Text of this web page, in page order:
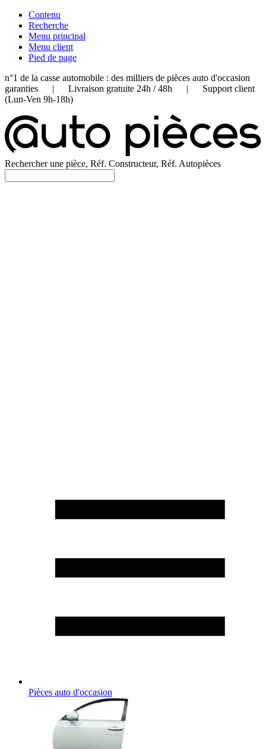
Contenu
Recherche
Menu principal
Menu client
Pied de page
n°1 de la casse automobile : des milliers de pièces auto d'occasion
garanties | Livraison gratuite 24h / 48h | Support client
(Lun-Ven 9h-18h)
Rechercher une pièce, Réf. Constructeur, Réf. Autopièces
Pièces auto d'occasion